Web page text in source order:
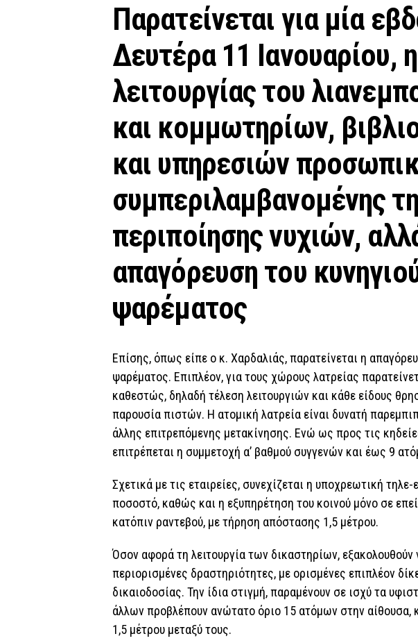
Παρατείνεται για μία
Δευτέρα 11 Ιανουαρίου,
λειτουργίας του
και κομμωτηρίων,
και υπηρεσιών
συμπεριλαμβανομένης
περιποίησης νυχιών,
απαγόρευση του
ψαρέματος
Επίσης, όπως είπε ο κ. Χαρδαλιάς, παρατείνεται η
ψαρέματος. Επιπλέον, για τους χώρους λατρείας
καθεστώς, δηλαδή τέλεση λειτουργιών και κάθε είδους
παρουσία πιστών. Η ατομική λατρεία είναι δυνατή
άλλης επιτρεπόμενης μετακίνησης. Ενώ ως προς τις
επιτρέπεται η συμμετοχή α’ βαθμού συγγενών και έως 9
Σχετικά με τις εταιρείες, συνεχίζεται η υποχρεωτική
ποσοστό, καθώς και η εξυπηρέτηση του κοινού μόνο σε
κατόπιν ραντεβού, με τήρηση απόστασης 1,5 μέτρου.
Όσον αφορά τη λειτουργία των δικαστηρίων, εξακολουθούν
περιορισμένες δραστηριότητες, με ορισμένες επιπλέον
δικαιοδοσίας. Την ίδια στιγμή, παραμένουν σε ισχύ τα
άλλων προβλέπουν ανώτατο όριο 15 ατόμων στην
1,5 μέτρου μεταξύ τους.